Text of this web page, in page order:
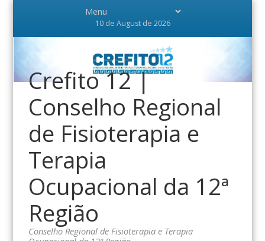
10 de August de 2026
Crefito 12 |
Conselho Regional
de Fisioterapia e
Terapia
Ocupacional da 12ª
Região
Conselho Regional de Fisioterapia e Terapia